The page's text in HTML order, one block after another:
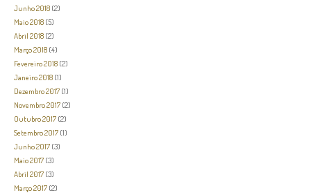
Junho 2018 (2)
Maio 2018 (5)
Abril 2018 (2)
Março 2018 (4)
Fevereiro 2018 (2)
Janeiro 2018 (1)
Dezembro 2017 (1)
Novembro 2017 (2)
Outubro 2017 (2)
Setembro 2017 (1)
Junho 2017 (3)
Maio 2017 (3)
Abril 2017 (3)
Março 2017 (2)